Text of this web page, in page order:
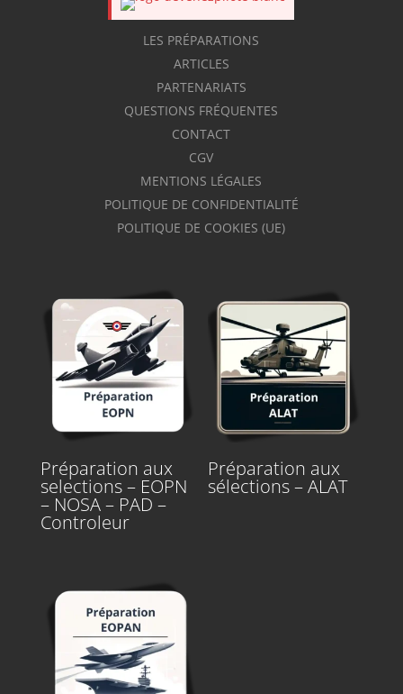
LES PRÉPARATIONS
ARTICLES
PARTENARIATS
QUESTIONS FRÉQUENTES
CONTACT
CGV
MENTIONS LÉGALES
POLITIQUE DE CONFIDENTIALITÉ
POLITIQUE DE COOKIES (UE)
Préparation aux
selections – EOPN
– NOSA – PAD –
Controleur
Préparation aux
sélections – ALAT